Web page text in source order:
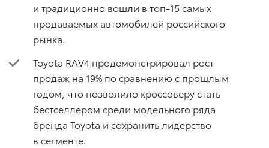
и традиционно вошли в топ-15 самых
продаваемых автомобилей российского
рынка.
Toyota RAV4 продемонстрировал рост
продаж на 19% по сравнению с прошлым
годом, что позволило кроссоверу стать
бестселлером среди модельного ряда
бренда Toyota и сохранить лидерство
в сегменте.